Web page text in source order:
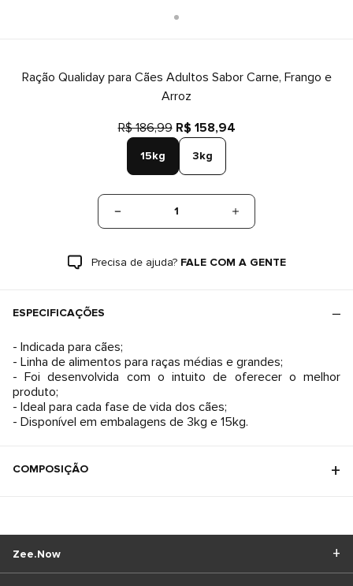
Ração Qualiday para Cães Adultos Sabor Carne, Frango e
Arroz
R$ 186,99 R$ 158,94
15kg 3kg
1
Precisa de ajuda? FALE COM A GENTE
ESPECIFICAÇÕES
- Indicada para cães;
- Linha de alimentos para raças médias e grandes;
- Foi desenvolvida com o intuito de oferecer o melhor
produto;
- Ideal para cada fase de vida dos cães;
- Disponível em embalagens de 3kg e 15kg.
COMPOSIÇÃO
Zee.Now